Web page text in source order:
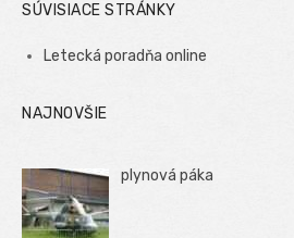
SÚVISIACE STRÁNKY
Letecká poradňa online
NAJNOVŠIE
plynová páka